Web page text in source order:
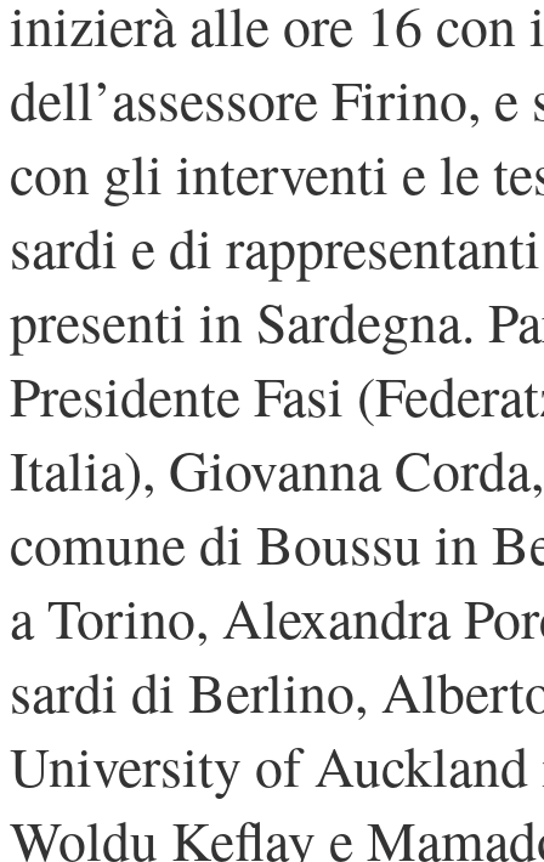
inizierà alle ore 16
dell’assessore Firino,
con gli interventi e le
sardi e di
presenti in Sardegna.
Presidente Fasi
Italia), Giovanna
comune di Boussu in
a Torino, Alexandra
sardi di Berlino,
University of Auckland
Woldu Keflay e